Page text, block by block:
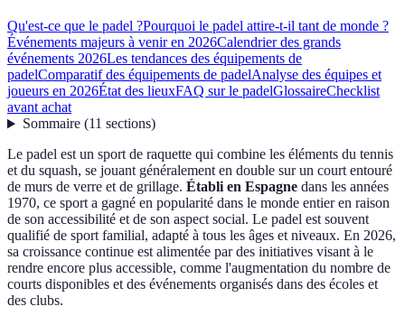
Qu'est-ce que le padel ?Pourquoi le padel attire-t-il tant de monde ?
Événements majeurs à venir en 2026Calendrier des grands
événements 2026Les tendances des équipements de
padelComparatif des équipements de padelAnalyse des équipes et
joueurs en 2026État des lieuxFAQ sur le padelGlossaireChecklist
avant achat
Sommaire(11 sections)
Le padel est un sport de raquette qui combine les éléments du tennis
et du squash, se jouant généralement en double sur un court entouré
de murs de verre et de grillage. Établi en Espagne dans les années
1970, ce sport a gagné en popularité dans le monde entier en raison
de son accessibilité et de son aspect social. Le padel est souvent
qualifié de sport familial, adapté à tous les âges et niveaux. En 2026,
sa croissance continue est alimentée par des initiatives visant à le
rendre encore plus accessible, comme l'augmentation du nombre de
courts disponibles et des événements organisés dans des écoles et
des clubs.